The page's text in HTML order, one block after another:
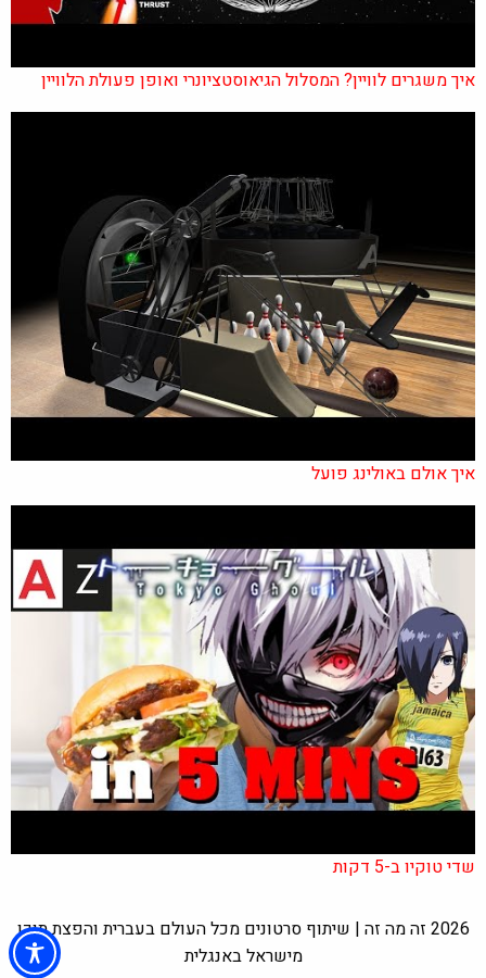
איך משגרים לוויין? המסלול הגיאוסטציונרי ואופן פעולת הלוויין
איך אולם באולינג פועל
שדי טוקיו ב-5 דקות
2026 זה מה זה | שיתוף סרטונים מכל העולם בעברית והפצת תוכן
מישראל באנגלית